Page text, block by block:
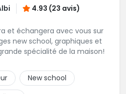
4.93 (23 avis)
et échangera avec vous sur
new school, graphiques et
spécialité de la maison!
New school